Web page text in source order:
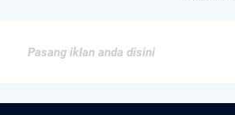
Pasang iklan anda disini